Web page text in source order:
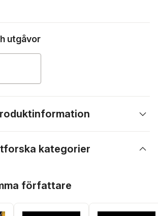
utgåvor
kategorier
författare